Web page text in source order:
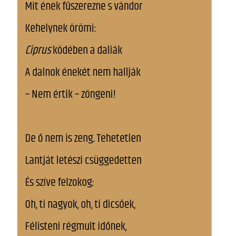
Mit ének fűszerezne s vándor
Kehelynek örömi:
Ciprusködében a daliák
A dalnok énekét nem hallják
– Nem értik – zöngeni!
De ő nem is zeng. Tehetetlen
Lantját letészi csüggedetten
És szíve felzokog:
Oh, ti nagyok, oh, ti dicsőek,
Félisteni régmult időnek,